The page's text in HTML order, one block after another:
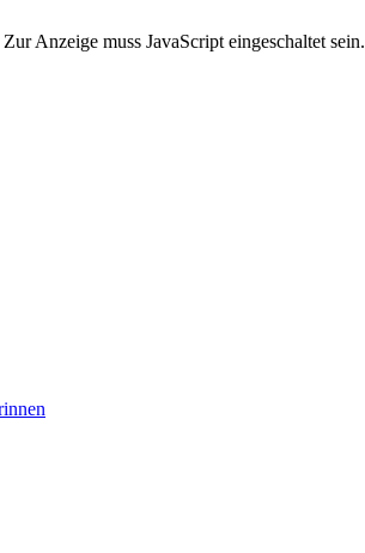
Anzeige muss JavaScript eingeschaltet sein.